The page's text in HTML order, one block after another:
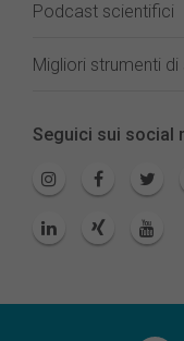
Podcast scientifici
Migliori strumenti
Seguici sui social